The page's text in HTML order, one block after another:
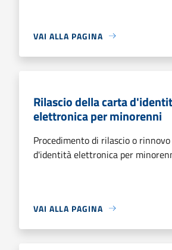
VAI ALLA PAGINA
Rilascio della carta
elettronica per minorenni
Procedimento di rilascio o
d'identità elettronica per
VAI ALLA PAGINA